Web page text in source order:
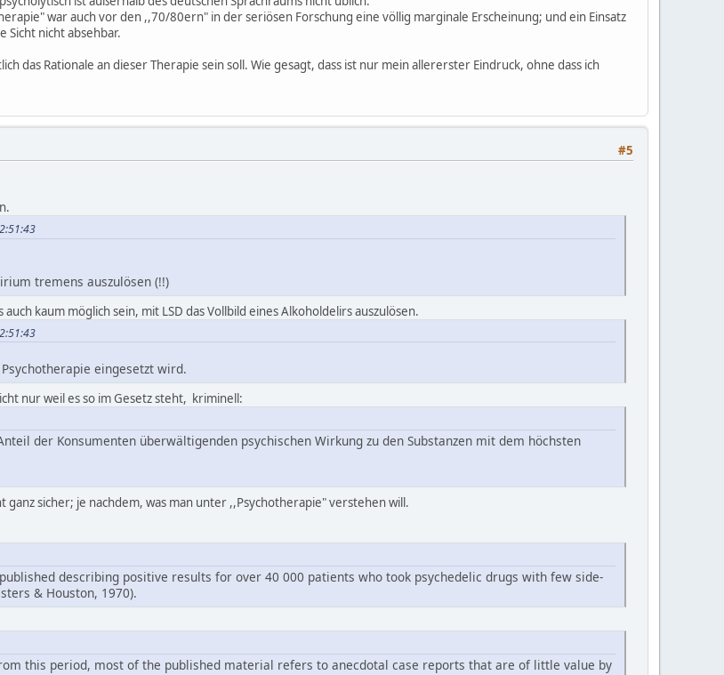
war auch vor den ,,70/80ern" in der seriösen Forschung eine völlig marginale Erscheinung; und ein Einsatz
Sicht nicht absehbar.
das Rationale an dieser Therapie sein soll. Wie gesagt, dass ist nur mein allererster Eindruck, ohne dass ich
#5
tremens auszulösen (!!)
kaum möglich sein, mit LSD das Vollbild eines Alkoholdelirs auszulösen.
eingesetzt wird.
nur weil es so im Gesetz steht, kriminell:
der Konsumenten überwältigenden psychischen Wirkung zu den Substanzen mit dem höchsten
sicher; je nachdem, was man unter ,,Psychotherapie" verstehen will.
describing positive results for over 40 000 patients who took psychedelic drugs with few side-
& Houston, 1970).
this period, most of the published material refers to anecdotal case reports that are of little value by